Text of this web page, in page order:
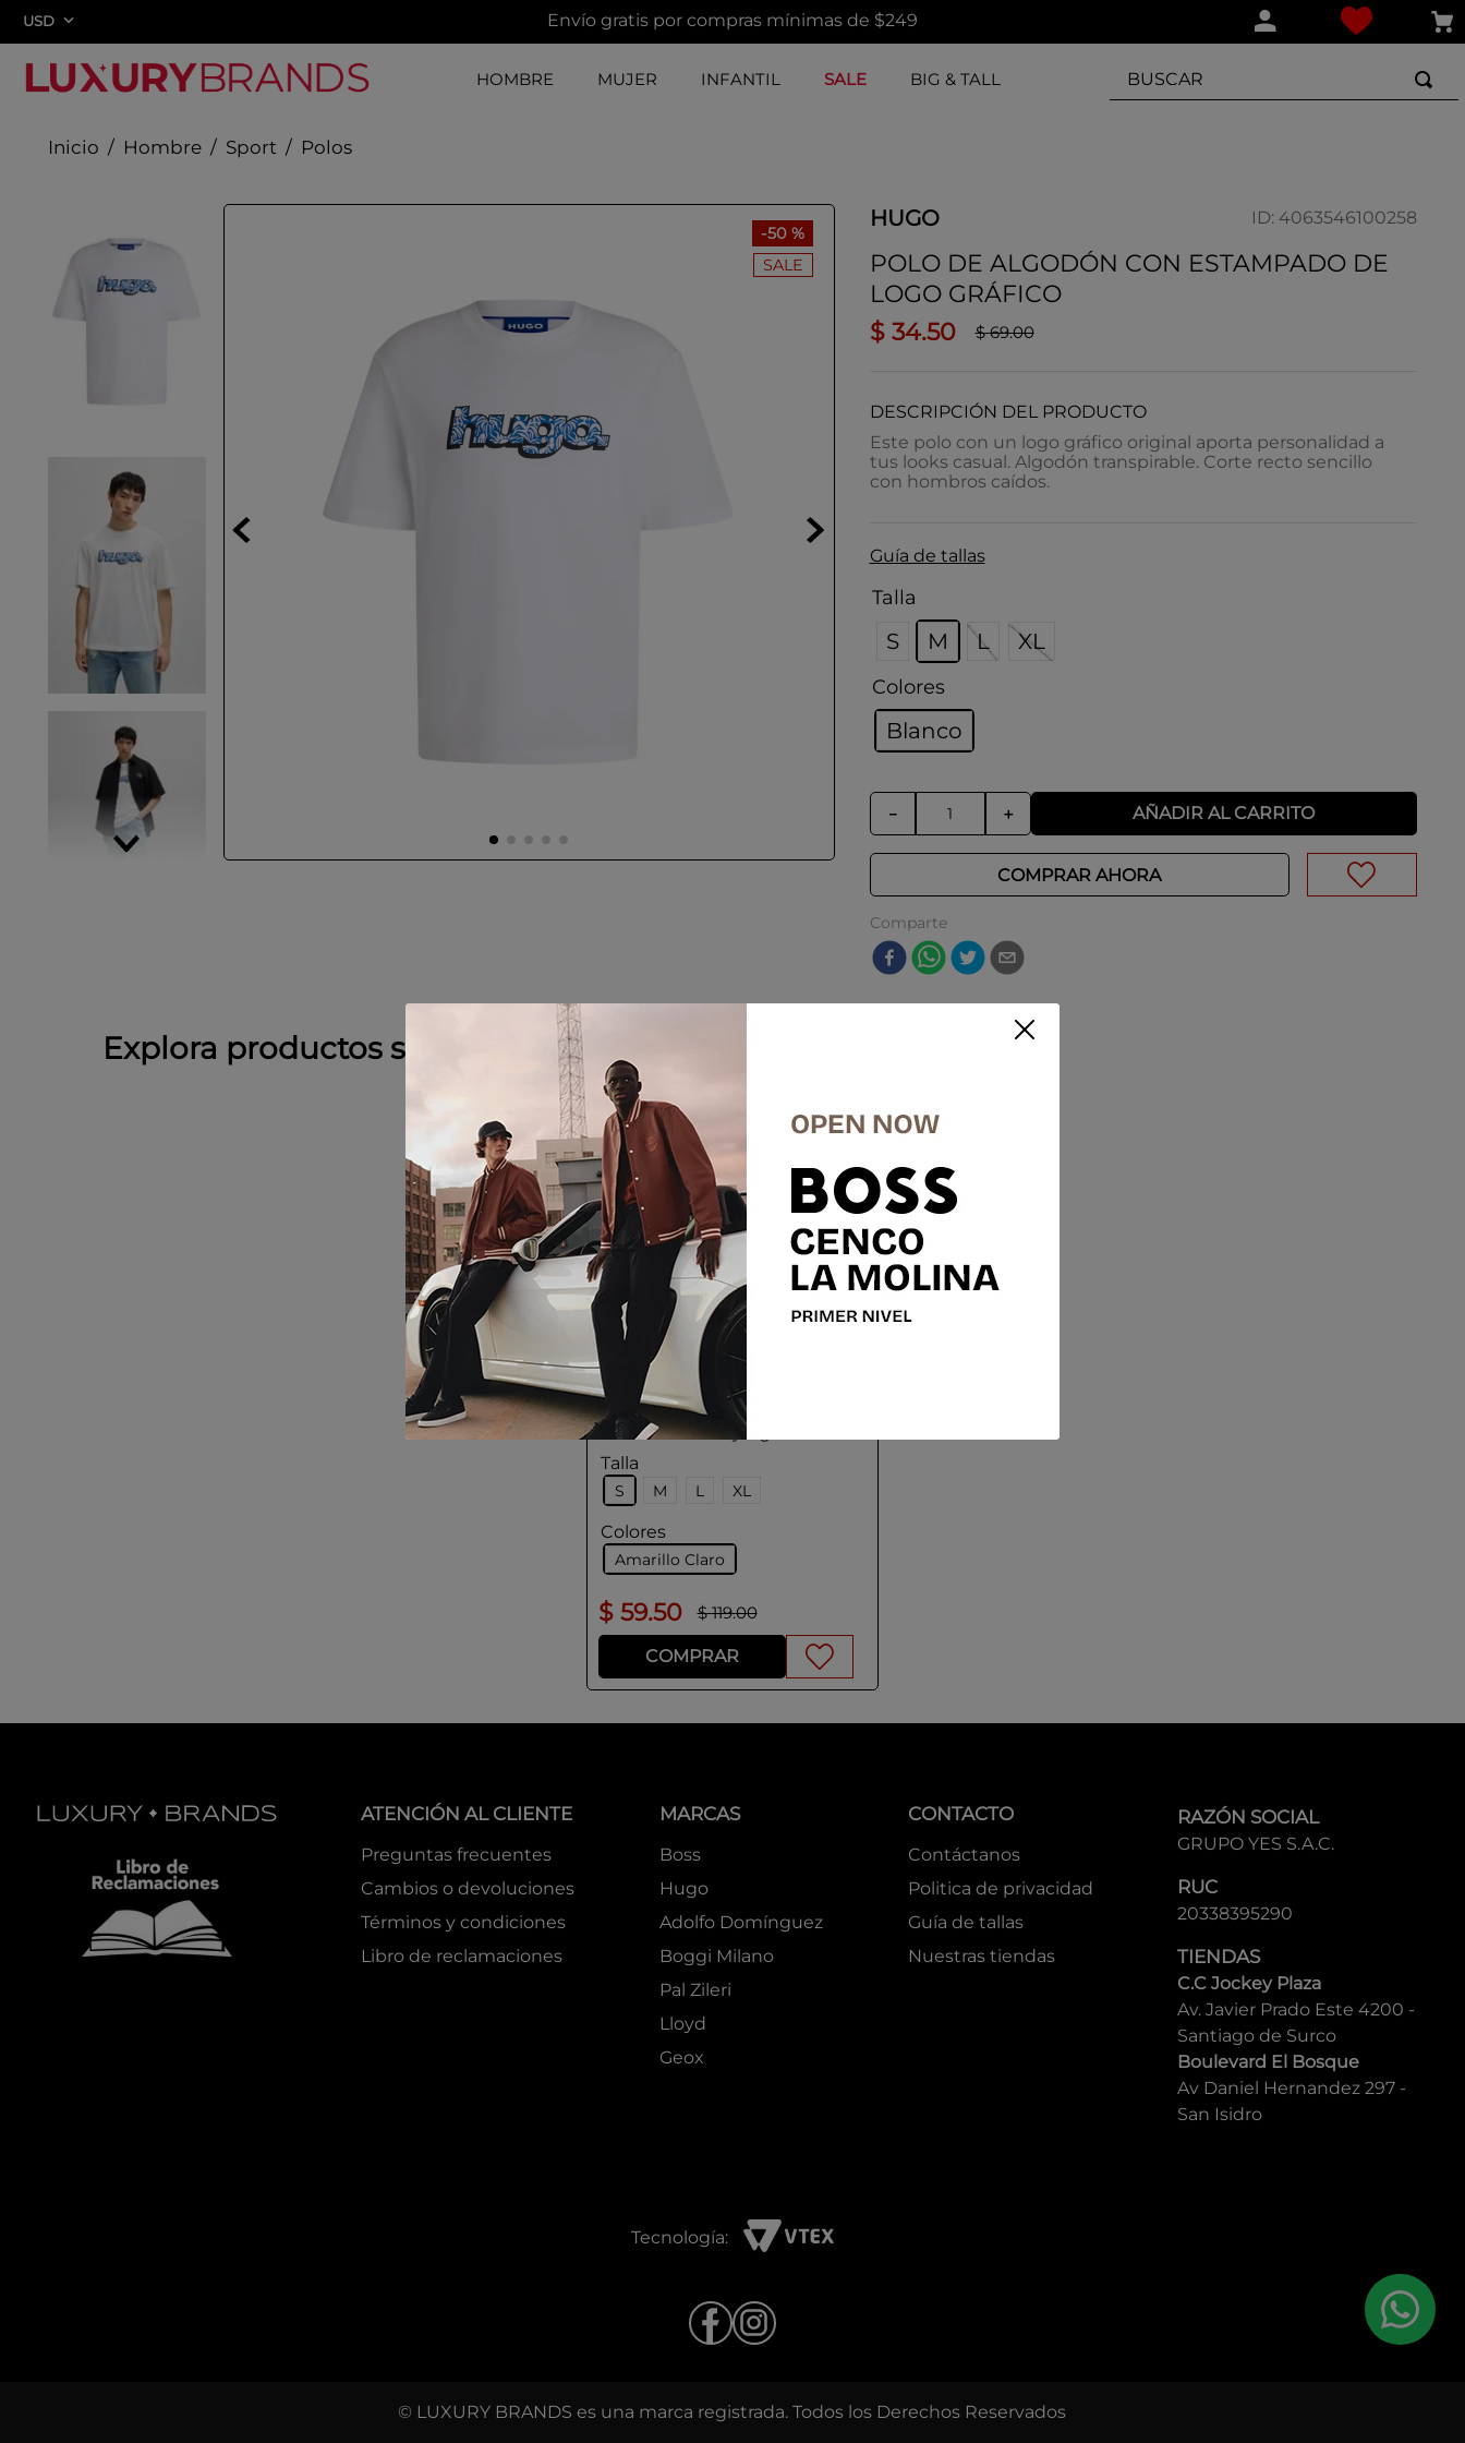
Envío gratis por compras mínimas de $249
USD
HOMBRE MUJER INFANTIL SALE BIG & TALL
BUSCAR
Hombre Sport Polos
-50 %
SALE
HUGO ID: 4063546100258
POLO DE ALGODÓN CON ESTAMPADO DE
LOGO GRÁFICO
$ 34.50 $ 69.00
DESCRIPCIÓN DEL PRODUCTO
Este polo con un logo gráfico original aporta personalidad a
tus looks casual. Algodón transpirable. Corte recto sencillo
con hombros caídos.
Guía de tallas
Talla
S M L XL
Colores
Blanco
＋
－ AÑADIR AL CARRITO
COMPRAR AHORA
Comparte
Explora productos similares
+20% cupón: FIFA20
BOSS
Polo de algodón elástico con
bandera nacional y logo
Talla
S M L XL
Colores
Amarillo Claro
$ 59.50 $ 119.00
COMPRAR
ATENCIÓN AL CLIENTE
Preguntas frecuentes
Cambios o devoluciones
Términos y condiciones
Libro de reclamaciones
MARCAS
Boss
Hugo
Adolfo Domínguez
Boggi Milano
Pal Zileri
Lloyd
Geox
CONTACTO
Contáctanos
Politica de privacidad
Guía de tallas
Nuestras tiendas
RAZÓN SOCIAL
GRUPO YES S.A.C.
RUC
20338395290
TIENDAS
C.C Jockey Plaza
Av. Javier Prado Este 4200 -
Santiago de Surco
Boulevard El Bosque
Av Daniel Hernandez 297 -
San Isidro
Tecnología:
© LUXURY BRANDS es una marca registrada. Todos los Derechos Reservados